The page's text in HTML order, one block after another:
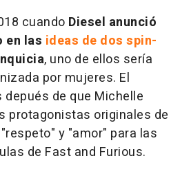
cuando Diesel anunció
en las ideas de dos spin-
, uno de ellos sería
por mujeres. El
de que Michelle
protagonistas originales de
y "amor" para las
de Fast and Furious.